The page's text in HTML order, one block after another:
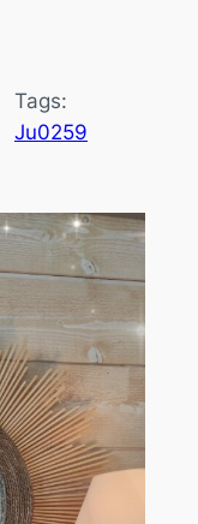
Tags:
Ju0259